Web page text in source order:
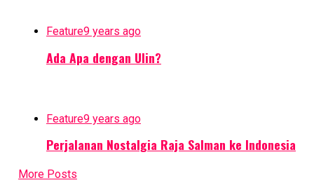
Feature9 years ago
Ada Apa dengan Ulin?
Feature9 years ago
Perjalanan Nostalgia Raja Salman ke Indonesia
More Posts